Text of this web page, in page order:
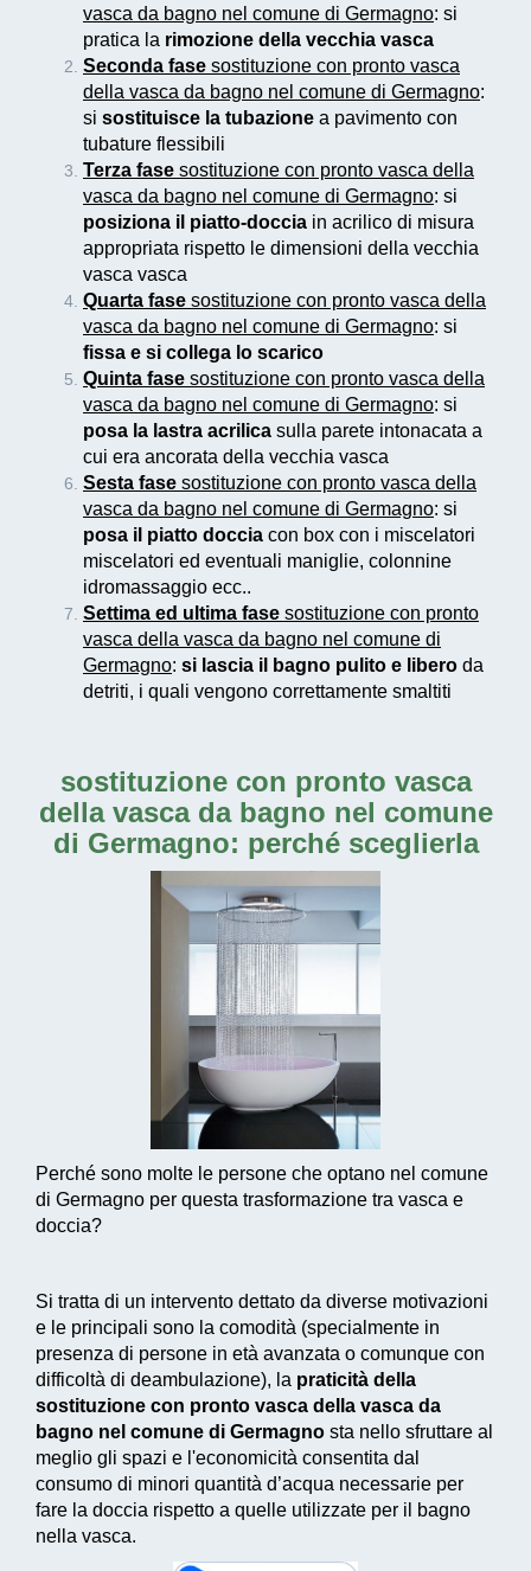
vasca da bagno nel comune di Germagno: si
pratica la rimozione della vecchia vasca
Seconda fase sostituzione con pronto vasca
della vasca da bagno nel comune di Germagno:
si sostituisce la tubazione a pavimento con
tubature flessibili
Terza fase sostituzione con pronto vasca della
vasca da bagno nel comune di Germagno: si
posiziona il piatto-doccia in acrilico di misura
appropriata rispetto le dimensioni della vecchia
vasca vasca
Quarta fase sostituzione con pronto vasca della
vasca da bagno nel comune di Germagno: si
fissa e si collega lo scarico
Quinta fase sostituzione con pronto vasca della
vasca da bagno nel comune di Germagno: si
posa la lastra acrilica sulla parete intonacata a
cui era ancorata della vecchia vasca
Sesta fase sostituzione con pronto vasca della
vasca da bagno nel comune di Germagno: si
posa il piatto doccia con box con i miscelatori
miscelatori ed eventuali maniglie, colonnine
idromassaggio ecc..
Settima ed ultima fase sostituzione con pronto
vasca della vasca da bagno nel comune di
Germagno: si lascia il bagno pulito e libero da
detriti, i quali vengono correttamente smaltiti
sostituzione con pronto vasca
della vasca da bagno nel comune
di Germagno: perché sceglierla
Perché sono molte le persone che optano nel comune
di Germagno per questa trasformazione tra vasca e
doccia?
Si tratta di un intervento dettato da diverse motivazioni
e le principali sono la comodità (specialmente in
presenza di persone in età avanzata o comunque con
difficoltà di deambulazione), la praticità della
sostituzione con pronto vasca della vasca da
bagno nel comune di Germagno sta nello sfruttare al
meglio gli spazi e l'economicità consentita dal
consumo di minori quantità d’acqua necessarie per
fare la doccia rispetto a quelle utilizzate per il bagno
nella vasca.